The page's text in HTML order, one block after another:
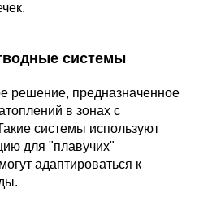
системы
решение, предназначенное
в зонах с
системы используют
для "плавучих"
адаптироваться к